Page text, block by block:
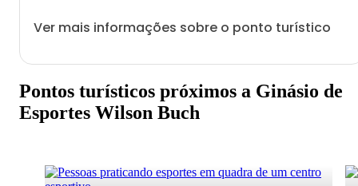
Ver mais informações sobre o ponto turístico
Pontos turísticos próximos a Ginásio de
Esportes Wilson Buch